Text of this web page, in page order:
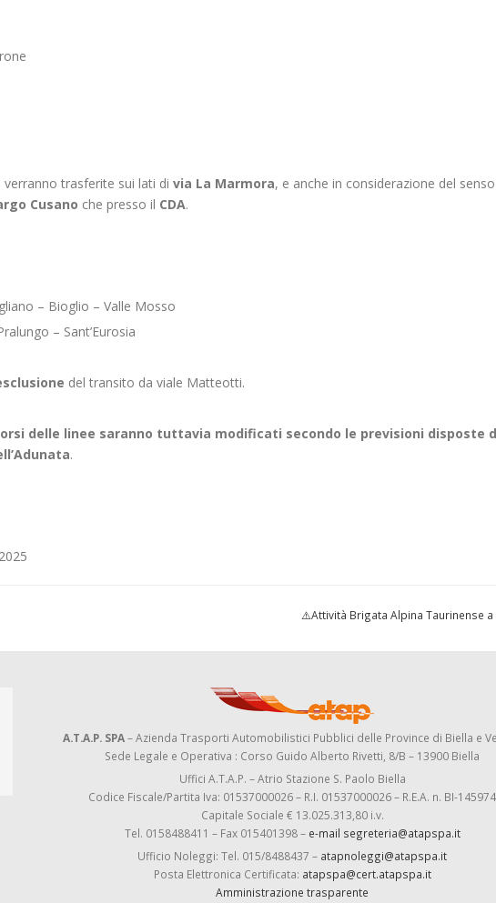
trasferite sui lati di via La Marmora, e anche in considerazione del
Cusano che presso il CDA.
– Bioglio – Valle Mosso
– Sant’Eurosia
del transito da viale Matteotti.
delle linee saranno tuttavia modificati secondo le previsioni disposte
.
⚠️Attività Brigata Alpina Taurinense
A.T.A.P. SPA– Azienda Trasporti Automobilistici Pubblici delle Province di Biella e
Sede Legale e Operativa : Corso Guido Alberto Rivetti, 8/B – 13900 Biella
Uffici A.T.A.P. – Atrio Stazione S. Paolo Biella
Codice Fiscale/Partita Iva: 01537000026 – R.I. 01537000026 – R.E.A. n. BI-145974
Capitale Sociale € 13.025.313,80 i.v.
Tel. 0158488411 – Fax 015401398 – e-mail segreteria@atapspa.it
Ufficio Noleggi: Tel. 015/8488437 – atapnoleggi@atapspa.it
Posta Elettronica Certificata: atapspa@cert.atapspa.it
Amministrazione trasparente